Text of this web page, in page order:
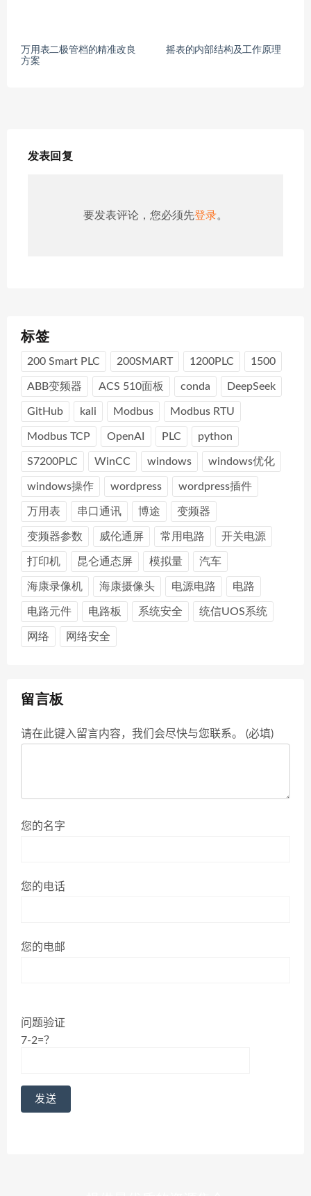
万用表二极管档的精准改良
方案
摇表的内部结构及工作原理
发表回复
要发表评论，您必须先登录。
标签
200 Smart PLC 200SMART 1200PLC 1500
ABB变频器 ACS 510面板 conda DeepSeek
GitHub kali Modbus Modbus RTU
Modbus TCP OpenAI PLC python
S7200PLC WinCC windows windows优化
windows操作 wordpress wordpress插件
万用表 串口通讯 博途 变频器
变频器参数 威伦通屏 常用电路 开关电源
打印机 昆仑通态屏 模拟量 汽车
海康录像机 海康摄像头 电源电路 电路
电路元件 电路板 系统安全 统信UOS系统
网络 网络安全
留言板
请在此键入留言内容，我们会尽快与您联系。 (必填)
您的名字
您的电话
您的电邮
问题验证
7-2=？